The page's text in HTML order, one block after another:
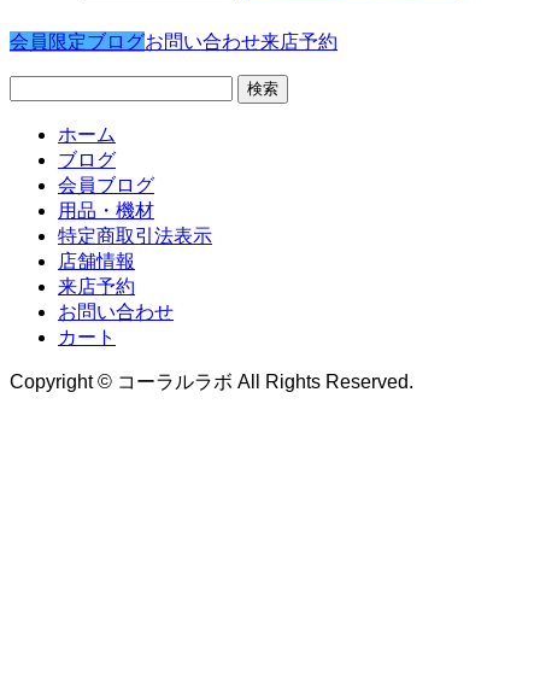
会員限定ブログお問い合わせ来店予約
ホーム
ブログ
会員ブログ
用品・機材
特定商取引法表示
店舗情報
来店予約
お問い合わせ
カート
Copyright © コーラルラボ All Rights Reserved.